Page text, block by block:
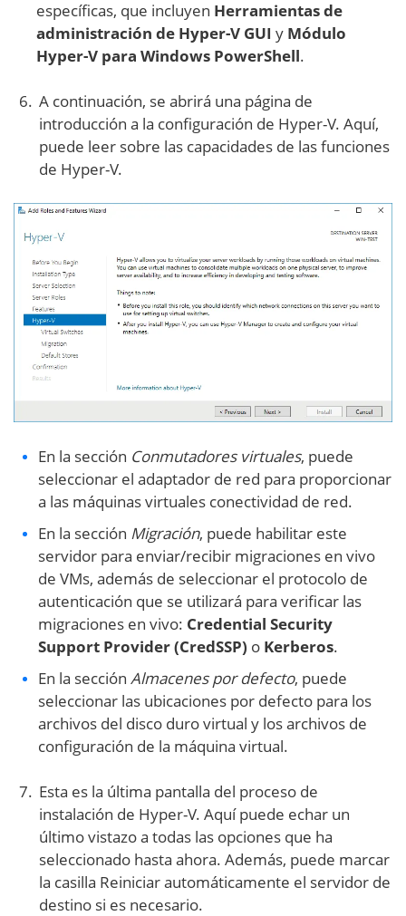
específicas, que incluyen Herramientas de
administración de Hyper-V GUI y Módulo
Hyper-V para Windows PowerShell.
A continuación, se abrirá una página de
introducción a la configuración de Hyper-V. Aquí,
puede leer sobre las capacidades de las funciones
de Hyper-V.
En la sección Conmutadores virtuales, puede
seleccionar el adaptador de red para proporcionar
a las máquinas virtuales conectividad de red.
En la sección Migración, puede habilitar este
servidor para enviar/recibir migraciones en vivo
de VMs, además de seleccionar el protocolo de
autenticación que se utilizará para verificar las
migraciones en vivo: Credential Security
Support Provider (CredSSP) o Kerberos.
En la sección Almacenes por defecto, puede
seleccionar las ubicaciones por defecto para los
archivos del disco duro virtual y los archivos de
configuración de la máquina virtual.
Esta es la última pantalla del proceso de
instalación de Hyper-V. Aquí puede echar un
último vistazo a todas las opciones que ha
seleccionado hasta ahora. Además, puede marcar
la casilla Reiniciar automáticamente el servidor de
destino si es necesario.